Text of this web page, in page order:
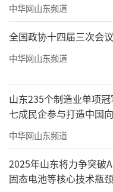
中华网山东频道
全国政协十四届三次会
中华网山东频道
山东235个制造业单项
七成民企参与打造中国
中华网山东频道
2025年山东将力争突破
固态电池等核心技术瓶颈